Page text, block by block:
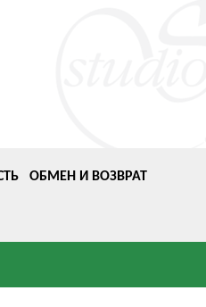
ОБМЕН И ВОЗВРАТ